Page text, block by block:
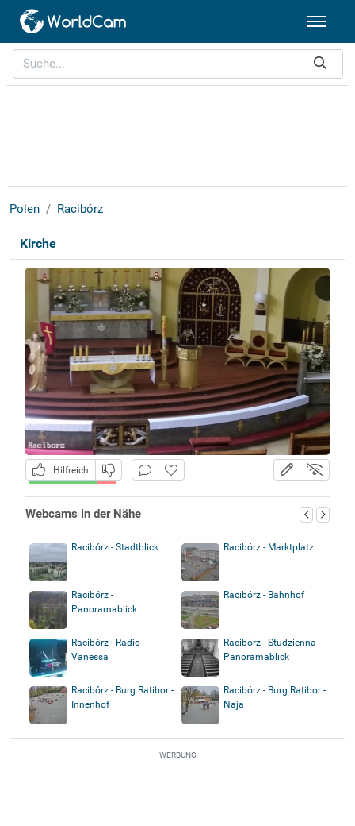
Polen Racibórz
Kirche
Hilfreich
Webcams in der Nähe
Racibórz - Stadtblick Racibórz - Marktplatz
Racibórz -
Panoramablick
Racibórz - Bahnhof
Racibórz - Radio
Vanessa
Racibórz - Studzienna -
Panoramablick
Racibórz - Burg Ratibor -
Innenhof
Racibórz - Burg Ratibor -
Naja
WERBUNG